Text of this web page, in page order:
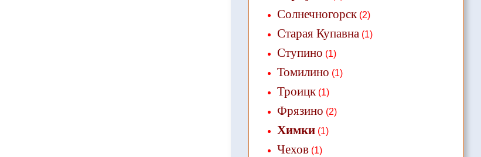
Солнечногорск(2)
Старая Купавна(1)
Ступино (1)
Томилино (1)
Троицк(1)
Фрязино (2)
Химки(1)
Чехов(1)